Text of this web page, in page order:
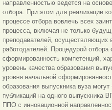
направленностью ведется на
отбора. При этом для реализации
процессе отбора вовлечь всех
процесса, включая не только
преподавателей, осуществляющих
работодателей. Процедурой отбора
сформированность компетенций,
уровень качества образования
уровня начальной
образования выпускника вуза
публикаций на одного выпускника
ППО с инновационной